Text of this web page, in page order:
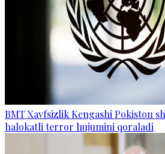
BMT Xavfsizlik Kengashi Pokiston
halokatli terror hujumini qoraladi